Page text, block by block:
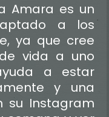
Amara es un
a los
ya que cree
vida a uno
a estar
y una
su Instagram